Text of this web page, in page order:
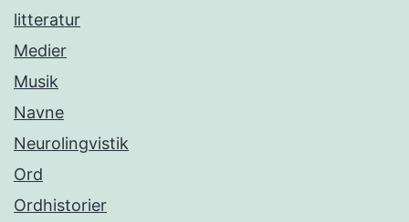
litteratur
Medier
Musik
Navne
Neurolingvistik
Ord
Ordhistorier